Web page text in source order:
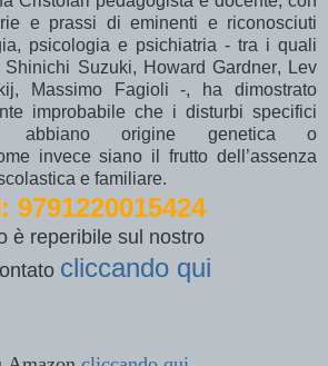
e prassi di eminenti e riconosciuti
psicologia e psichiatria - tra i quali
Shinichi Suzuki, Howard Gardner, Lev
Massimo Fagioli -, ha dimostrato
improbabile che i disturbi specifici
abbiano origine genetica o
invece siano il frutto dell’assenza
e familiare.
9791220015424
è reperibile sul nostro
cliccando qui